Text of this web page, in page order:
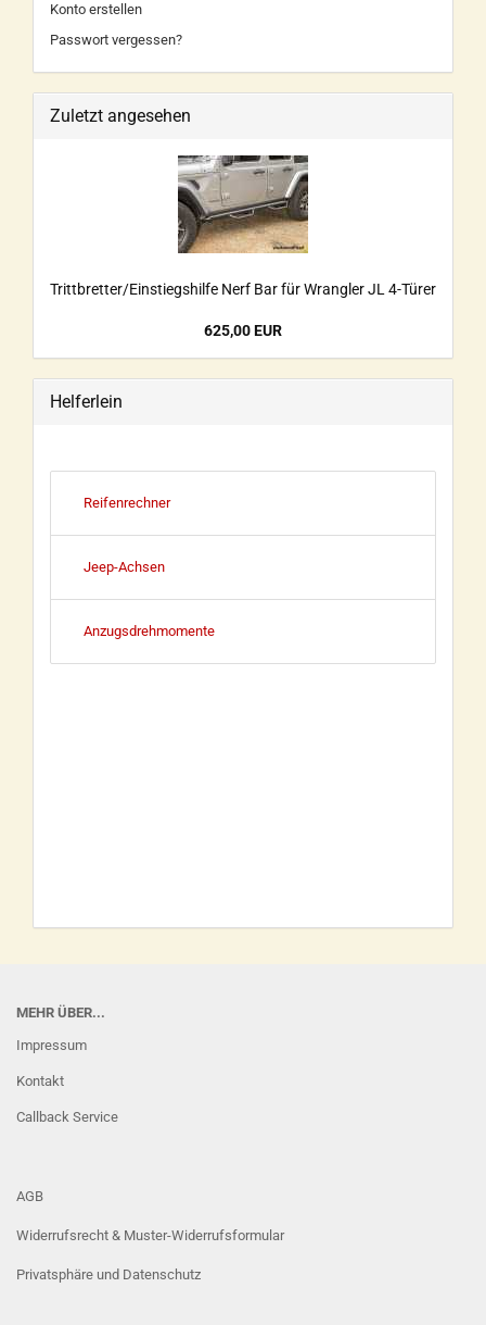
Konto erstellen
Passwort vergessen?
Zuletzt angesehen
Trittbretter/Einstiegshilfe Nerf Bar für Wrangler JL 4-Türer
625,00 EUR
Helferlein
Reifenrechner
Jeep-Achsen
Anzugsdrehmomente
MEHR ÜBER...
Impressum
Kontakt
Callback Service
AGB
Widerrufsrecht & Muster-Widerrufsformular
Privatsphäre und Datenschutz